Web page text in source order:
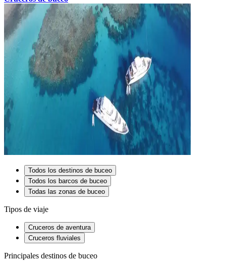
Todos los destinos de buceo
Todos los barcos de buceo
Todas las zonas de buceo
Tipos de viaje
Cruceros de aventura
Cruceros fluviales
Principales destinos de buceo